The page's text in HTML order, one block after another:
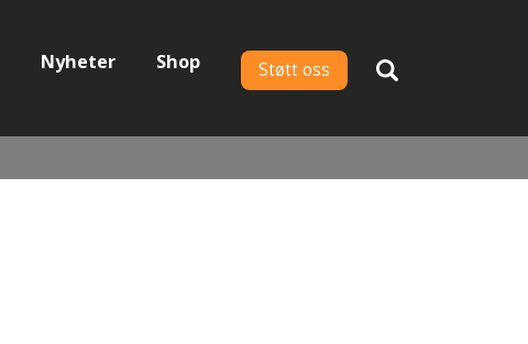
Støtt oss
Nyheter Shop